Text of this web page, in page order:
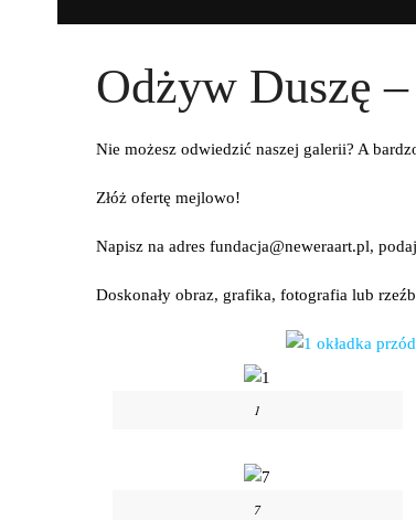
Odżyw Duszę
Nie możesz odwiedzić naszej galerii? A
Złóż ofertę mejlowo!
Napisz na adres fundacja@neweraart.pl,
Doskonały obraz, grafika, fotografia lub
1
7